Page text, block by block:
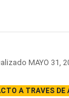
MAYO 31,
A TRAVES DE